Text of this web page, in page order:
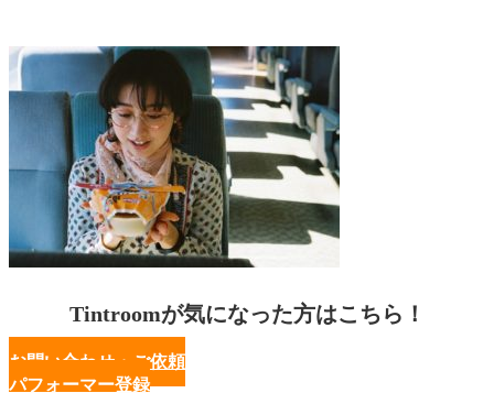
Tintroomが気になった方はこちら！
お問い合わせ・ご依頼
パフォーマー登録